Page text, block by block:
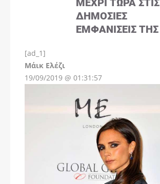
ΔΗΜΌΣΙΕΣ
ΕΜΦΑΝΊΣΕΙΣ ΤΗΣ
[ad_1]
Μάικ Ελέζι
19/09/2019 @ 01:31:57